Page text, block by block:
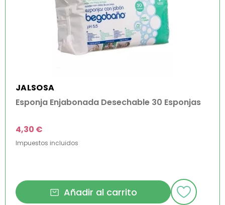
JALSOSA
Esponja Enjabonada Desechable 30 Esponjas
4,30 €
Impuestos incluidos
Añadir al carrito